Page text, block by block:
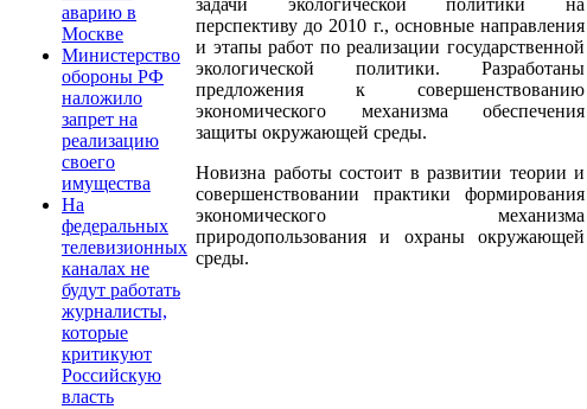
аварию в
Москве
Министерство
обороны РФ
наложило
запрет на
реализацию
своего
имущества
На
федеральных
телевизионных
каналах не
будут работать
журналисты,
которые
критикуют
Российскую
власть
перспективу до 2010 г., основные направления
и этапы работ по реализации государственной
экологической политики. Разработаны
предложения к совершенствованию
экономического механизма обеспечения
защиты окружающей среды.
Новизна работы состоит в развитии теории и
совершенствовании практики формирования
экономического механизма
природопользования и охраны окружающей
среды.